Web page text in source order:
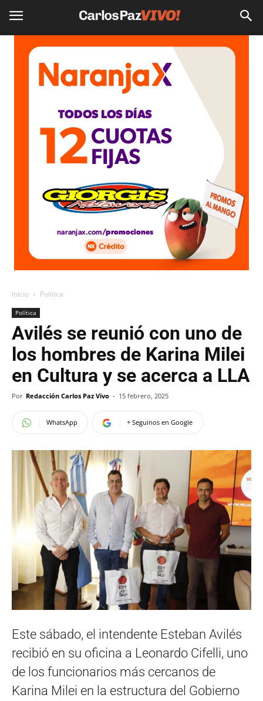
Inicio Política
Política
Avilés se reunió con uno de
los hombres de Karina Milei
en Cultura y se acerca a LLA
Por Redacción Carlos Paz Vivo - 15 febrero, 2025
WhatsApp + Seguinos en Google
Este sábado, el intendente Esteban Avilés
recibió en su oficina a Leonardo Cifelli, uno
de los funcionarios más cercanos de
Karina Milei en la estructura del Gobierno